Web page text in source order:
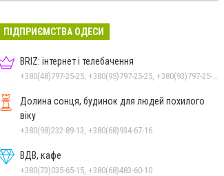
ПІДПРИЄМСТВА ОДЕСИ
BRIZ: інтернет і телебачення
Долина сонця, будинок для людей похилого
віку
+380(98)232-89-13, +380(68)934-67-16
ВДВ, кафе
+380(73)035-65-15, +380(68)483-60-10